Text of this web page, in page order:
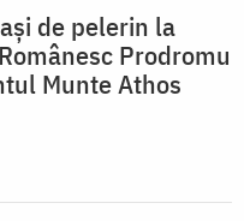
de pelerin la
Prodromu
Munte Athos